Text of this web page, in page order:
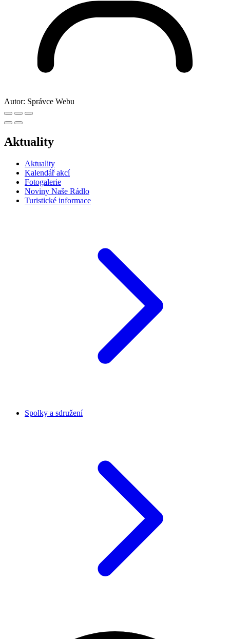
Autor: Správce Webu
Aktuality
Aktuality
Kalendář akcí
Fotogalerie
Noviny Naše Rádlo
Turistické informace
Spolky a sdružení